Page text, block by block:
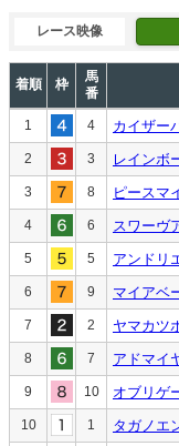
レース映像
着順 枠
馬
番
1 4 カイザー
2 3 レインボ
3 8 ピースマ
4 6 スワーヴ
5 5 アンドリ
6 9 マイアベ
7 2 ヤマカツ
8 7 アドマイ
9 10 オブリゲ
10 1 タガノエ